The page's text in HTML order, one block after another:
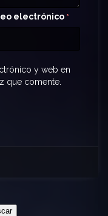
electrónico *
y web en
que comente.